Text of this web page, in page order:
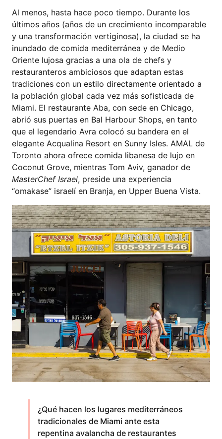
Al menos, hasta hace poco tiempo. Durante los
últimos años (años de un crecimiento incomparable
y una transformación vertiginosa), la ciudad se ha
inundado de comida mediterránea y de Medio
Oriente lujosa gracias a una ola de chefs y
restauranteros ambiciosos que adaptan estas
tradiciones con un estilo directamente orientado a
la población global cada vez más sofisticada de
Miami. El restaurante Aba, con sede en Chicago,
abrió sus puertas en Bal Harbour Shops, en tanto
que el legendario Avra colocó su bandera en el
elegante Acqualina Resort en Sunny Isles. AMAL de
Toronto ahora ofrece comida libanesa de lujo en
Coconut Grove, mientras Tom Aviv, ganador de
MasterChef Israel, preside una experiencia
“omakase” israelí en Branja, en Upper Buena Vista.
¿Qué hacen los lugares mediterráneos
tradicionales de Miami ante esta
repentina avalancha de restaurantes